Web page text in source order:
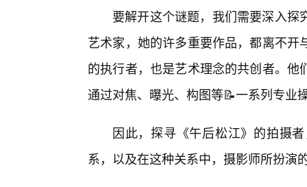
要解开这个谜题，我们需要深入
艺术家，她的许多重要作品，都离不
的执行者，也是艺术理念的共创者。
通过对焦、曝光、构图等📝一系列专业
因此，探寻《午后松江》的拍摄
系，以及在这种关系中，摄影师所扮演